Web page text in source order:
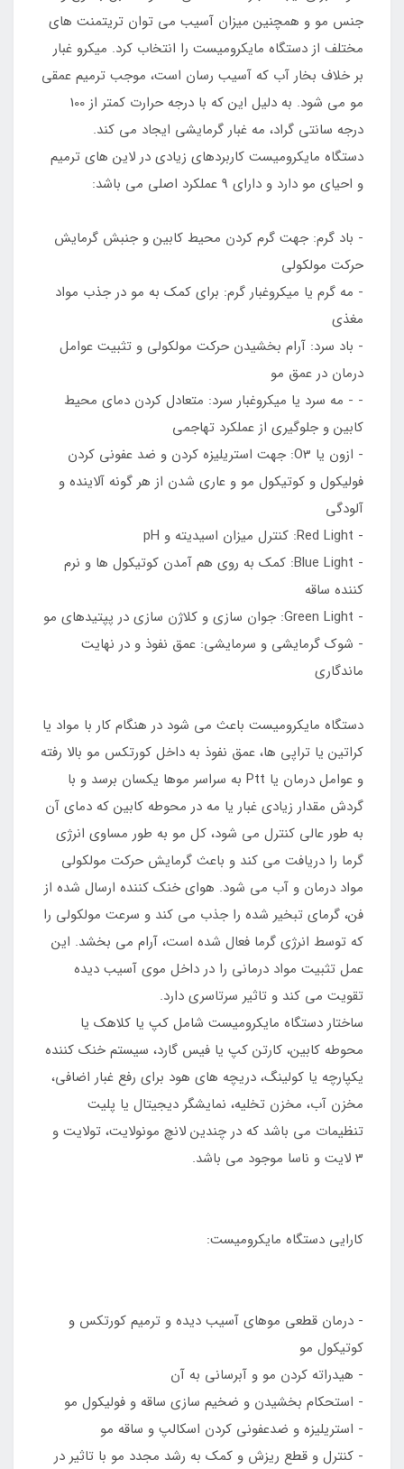
جنس مو و همچنین میزان آسیب می توان تریتمنت های
مختلف از دستگاه مایکرومیست را انتخاب کرد. میکرو غبار
بر خلاف بخار آب که آسیب رسان است، موجب ترمیم عمقی
مو می شود. به دلیل این که با درجه حرارت کمتر از 100
درجه سانتی گراد، مه غبار گرمایشی ایجاد می کند.
دستگاه مایکرومیست کاربردهای زیادی در لاین های ترمیم
و احیای مو دارد و دارای 9 عملکرد اصلی می باشد:
- باد گرم: جهت گرم کردن محیط کابین و جنبش گرمایش
حرکت مولکولی
- مه گرم یا میکروغبار گرم: برای کمک به مو در جذب مواد
مغذی
- باد سرد: آرام بخشیدن حرکت مولکولی و تثبیت عوامل
درمان در عمق مو
- - مه سرد یا میکروغبار سرد: متعادل کردن دمای محیط
کابین و جلوگیری از عملکرد تهاجمی
- ازون یا O3: جهت استریلیزه کردن و ضد عفونی کردن
فولیکول و کوتیکول مو و عاری شدن از هر گونه آلاینده و
آلودگی
- Red Light: کنترل میزان اسیدیته و pH
- Blue Light: کمک به روی هم آمدن کوتیکول ها و نرم
کننده ساقه
- Green Light: جوان سازی و کلاژن سازی در پپتیدهای مو
- شوک گرمایشی و سرمایشی: عمق نفوذ و در نهایت
ماندگاری
دستگاه مایکرومیست باعث می شود در هنگام کار با مواد یا
کراتین یا تراپی ها، عمق نفوذ به داخل کورتکس مو بالا رفته
و عوامل درمان یا Ptt به سراسر موها یکسان برسد و با
گردش مقدار زیادی غبار یا مه در محوطه کابین که دمای آن
به طور عالی کنترل می شود، کل مو به طور مساوی انرژی
گرما را دریافت می کند و باعث گرمایش حرکت مولکولی
مواد درمان و آب می شود. هوای خنک کننده ارسال شده از
فن، گرمای تبخیر شده را جذب می کند و سرعت مولکولی را
که توسط انرژی گرما فعال شده است، آرام می بخشد. این
عمل تثبیت مواد درمانی را در داخل موی آسیب دیده
تقویت می کند و تاثیر سرتاسری دارد.
ساختار دستگاه مایکرومیست شامل کپ یا کلاهک یا
محوطه کابین، کارتن کپ یا فیس گارد، سیستم خنک کننده
یکپارچه یا کولینگ، دریچه های هود برای رفع غبار اضافی،
مخزن آب، مخزن تخلیه، نمایشگر دیجیتال یا پلیت
تنظیمات می باشد که در چندین لانچ مونولایت، تولایت و
3 لایت و ناسا موجود می باشد.
کارایی دستگاه مایکرومیست:
- درمان قطعی موهای آسیب دیده و ترمیم کورتکس و
کوتیکول مو
- هیدراته کردن مو و آبرسانی به آن
- استحکام بخشیدن و ضخیم سازی ساقه و فولیکول مو
- استریلیزه و ضدعفونی کردن اسکالپ و ساقه مو
- کنترل و قطع ریزش و کمک به رشد مجدد مو با تاثیر در